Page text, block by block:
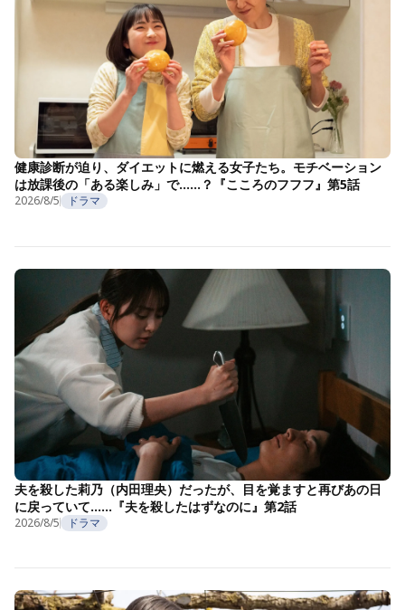
健康診断が迫り、ダイエットに燃える女子たち。モチベーション
は放課後の「ある楽しみ」で……？『こころのフフフ』第5話
2026/8/5 ドラマ
夫を殺した莉乃（内田理央）だったが、目を覚ますと再びあの日
に戻っていて……『夫を殺したはずなのに』第2話
2026/8/5 ドラマ